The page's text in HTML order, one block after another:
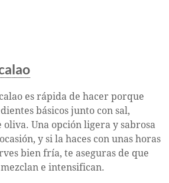
es rápida de hacer porque
básicos junto con sal,
Una opción ligera y sabrosa
y si la haces con unas horas
bien fría, te aseguras de que
e intensifican.